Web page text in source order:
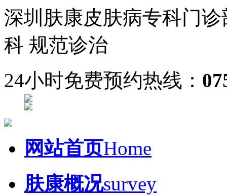
深圳肤康皮肤病专科门诊
科 规范诊治
24小时免费预约热线：
网站首页Home
肤康概况survey